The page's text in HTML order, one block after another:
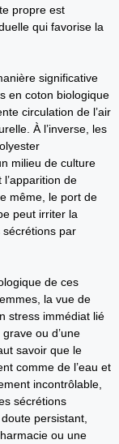
propre est
qui favorise la
significative
en coton biologique
circulation de l’air
À l’inverse, les
milieu de culture
de
même, le port de
peut irriter la
par
de ces
la vue de
stress immédiat lié
ou d’une
savoir que le
comme de l’eau et
incontrôlable,
sécrétions
persistant,
ou une